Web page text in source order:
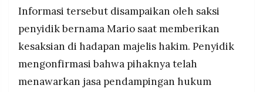
©
Resolusi.co
PT.
RESOLUSI
MEDIA
PRAMUDITA
Informasi tersebut disampaikan oleh saksi
penyidik bernama Mario saat memberikan
kesaksian di hadapan majelis hakim. Penyidik
mengonfirmasi bahwa pihaknya telah
menawarkan jasa pendampingan hukum